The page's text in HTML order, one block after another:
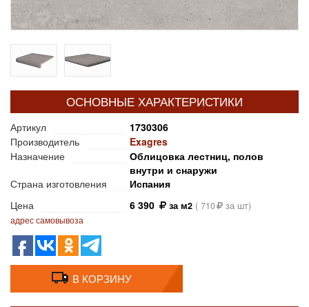
ОСНОВНЫЕ ХАРАКТЕРИСТИКИ
Артикул
1730306
Производитель
Exagres
Назначение
Облицовка лестниц, полов
внутри и снаружи
Страна изготовления
Испания
Цена
6 390 за м2 ( 710 за шт)
адрес самовывоза
В КОРЗИНУ